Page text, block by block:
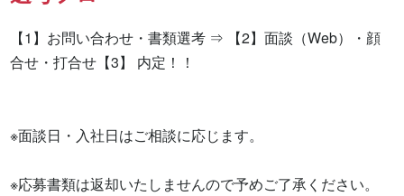
【1】お問い合わせ・書類選考 ⇒ 【2】面談（Web）・顔
合せ・打合せ【3】 内定！！
※面談日・入社日はご相談に応じます。
※応募書類は返却いたしませんので予めご了承ください。